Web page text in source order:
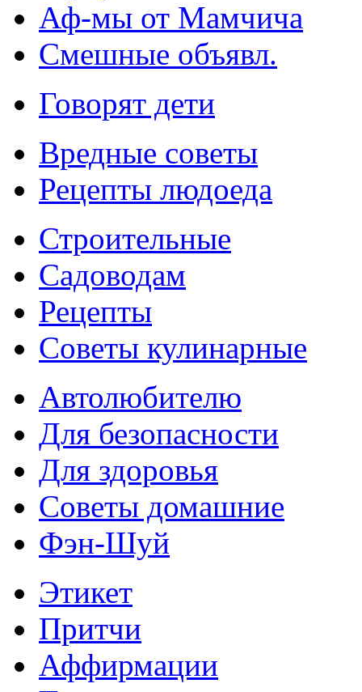
Аф-мы от Мамчича
Смешные объявл.
Говорят дети
Вредные советы
Рецепты людоеда
Строительные
Садоводам
Рецепты
Советы кулинарные
Автолюбителю
Для безопасности
Для здоровья
Советы домашние
Фэн-Шуй
Этикет
Притчи
Аффирмации